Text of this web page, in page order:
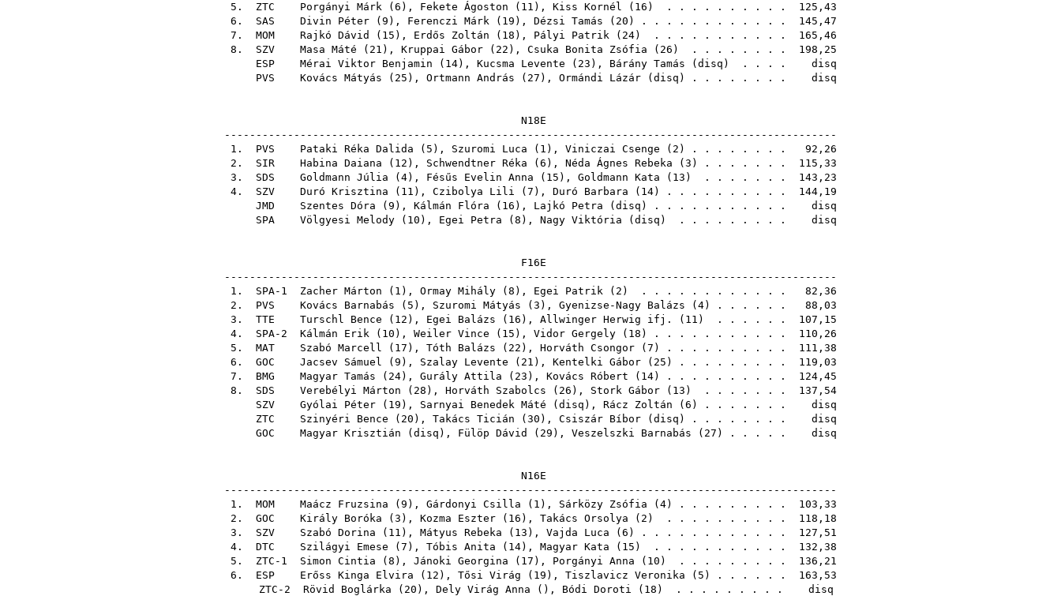
5. ZTC Porgányi Márk ( 6 ), Fekete Ágoston ( 11 ), Kiss Kornél ( 16 ) . . . . . . . . . . 125,43
6. SAS Divin Péter ( 9 ), Ferenczi Márk ( 19 ), Dézsi Tamás ( 20 ) . . . . . . . . . . . . 145,47
7. MOM Rajkó Dávid ( 15 ), Erdős Zoltán ( 18 ), Pályi Patrik ( 24) . . . . . . . . . . . 165,46
8. SZV Masa Máté ( 21 ), Kruppai Gábor ( 22 ), Csuka Bonita Zsófia ( 26 ) . . . . . . . . 198,25
ESP
Mérai Viktor Benjamin ( 14), Kucsma Levente ( 23 ), Bárány Tamás ( disq ) . . . . disq
PVS
Kovács Mátyás ( 25 ), Ortmann András ( 27 ), Ormándi Lázár ( disq ) . . . . . . . . disq
N18E
-------------------------------------------------------------------------------------------------
1. PVS Pataki Réka Dalida ( 5 ), Szuromi Luca ( 1 ), Viniczai Csenge ( 2 ) . . . . . . . . 92,26
2. SIR Habina Daiana ( 12 ), Schwendtner Réka ( 6 ), Néda Ágnes Rebeka ( 3 ) . . . . . . . 115,33
3. SDS Goldmann Júlia ( 4), Fésűs Evelin Anna ( 15 ), Goldmann Kata ( 13 ) . . . . . . . 143,23
4. SZV Duró Krisztina ( 11 ), Czibolya Lili ( 7 ), Duró Barbara ( 14) . . . . . . . . . . 144,19
JMD
Szentes Dóra ( 9 ), Kálmán Flóra ( 16 ), Lajkó Petra ( disq ) . . . . . . . . . . . disq
SPA
Völgyesi Melody ( 10 ), Egei Petra ( 8 ), Nagy Viktória ( disq ) . . . . . . . . . disq
F16E
-------------------------------------------------------------------------------------------------
1. SPA-1 Zacher Márton ( 1 ), Ormay Mihály ( 8 ), Egei Patrik ( 2 ) . . . . . . . . . . . . 82,36
2. PVS Kovács Barnabás ( 5 ), Szuromi Mátyás ( 3 ), Gyenizse-Nagy Balázs ( 4) . . . . . . 88,03
3. TTE Turschl Bence ( 12 ), Egei Balázs ( 16 ), Allwinger Herwig ifj. ( 11 ) . . . . . . 107,15
4. SPA-2 Kálmán Erik ( 10 ), Weiler Vince ( 15 ), Vidor Gergely ( 18 ) . . . . . . . . . . . 110,26
5. MAT Szabó Marcell ( 17 ), Tóth Balázs ( 22 ), Horváth Csongor ( 7 ) . . . . . . . . . . 111,38
6. GOC Jacsev Sámuel ( 9 ), Szalay Levente ( 21 ), Kentelki Gábor ( 25 ) . . . . . . . . . 119,03
7. BMG Magyar Tamás ( 24), Gurály Attila ( 23 ), Kovács Róbert ( 14) . . . . . . . . . . 124,45
8. SDS Verebélyi Márton ( 28 ), Horváth Szabolcs ( 26 ), Stork Gábor ( 13 ) . . . . . . . 137,54
SZV
Gyólai Péter ( 19 ), Sarnyai Benedek Máté ( disq ), Rácz Zoltán ( 6 ) . . . . . . . disq
ZTC
Szinyéri Bence ( 20 ), Takács Ticián ( 30 ), Csiszár Bíbor ( disq ) . . . . . . . . disq
GOC
Magyar Krisztián ( disq ), Fülöp Dávid ( 29 ), Veszelszki Barnabás ( 27 ) . . . . . disq
N16E
-------------------------------------------------------------------------------------------------
1. MOM Maácz Fruzsina ( 9 ), Gárdonyi Csilla ( 1 ), Sárközy Zsófia ( 4) . . . . . . . . . 103,33
2. GOC Király Boróka ( 3 ), Kozma Eszter ( 16 ), Takács Orsolya ( 2 ) . . . . . . . . . . 118,18
3. SZV Szabó Dorina ( 11 ), Mátyus Rebeka ( 13 ), Vajda Luca ( 6 ) . . . . . . . . . . . . 127,51
4. DTC Szilágyi Emese ( 7 ), Tóbis Anita ( 14), Magyar Kata ( 15 ) . . . . . . . . . . . 132,38
5. ZTC-1 Simon Cintia ( 8 ), Jánoki Georgina ( 17 ), Porgányi Anna ( 10 ) . . . . . . . . . 136,21
6. ESP Erőss Kinga Elvira ( 12 ), Tősi Virág ( 19 ), Tiszlavicz Veronika ( 5 ) . . . . . . 163,53
ZTC-2 Rövid Boglárka ( 20 ), Dely Virág Anna (), Bódi Doroti ( 18 ) . . . . . . . . . disq